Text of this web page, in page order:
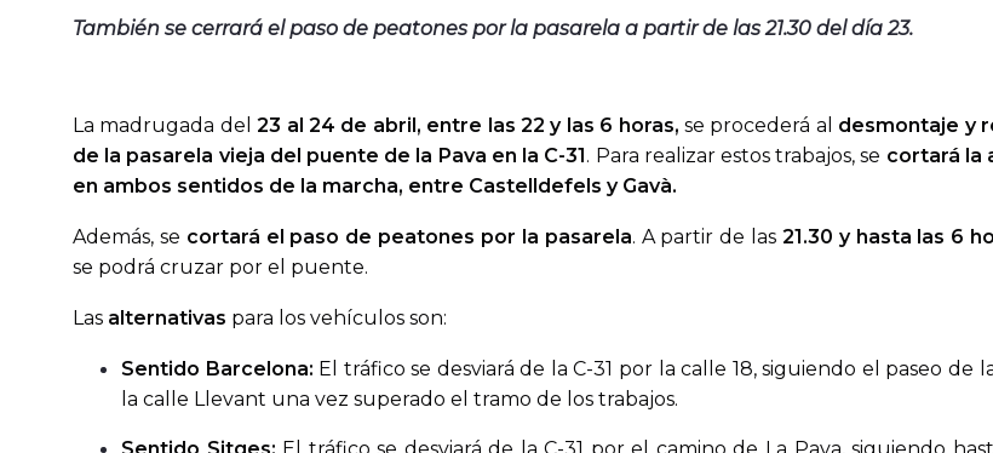
También se cerrará el paso de peatones por la pasarela a partir de las 21.30 del día 23.
La madrugada del23 al 24 de abril, entre las 22 y las 6 horas, se procederá al desmontaje y
de la pasarela vieja del puente de la Pava en la C-31. Para realizar estos trabajos, se cortará la
en ambos sentidos de la marcha, entre Castelldefels y Gavà.
Además, se cortará el paso de peatones por la pasarela. A partir de las 21.30 y hasta las 6
se podrá cruzar por el puente.
Las alternativas para los vehículos son:
Sentido Barcelona: El tráfico se desviará de la C-31 por la calle 18, siguiendo el paseo
la calle Llevant una vez superado el tramo de los trabajos.